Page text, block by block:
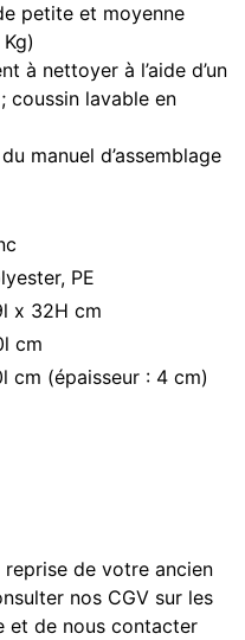
petite et moyenne
à nettoyer à l’aide d’un
coussin lavable en
manuel d’assemblage
PE
x 32H cm
cm
cm (épaisseur : 4 cm)
de votre ancien
nos CGV sur les
et de nous contacter